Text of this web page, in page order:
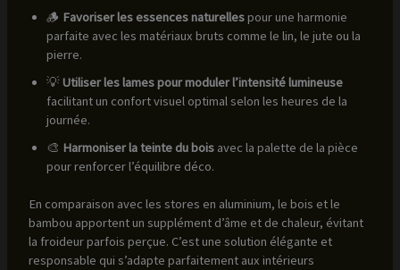
🪵 Favoriser les essences naturellespour une harmonie
parfaite avec les matériaux bruts comme le lin, le jute ou la
pierre.
💡Utiliser les lames pour moduler l’intensité lumineuse
facilitant un confort visuel optimal selon les heures de la
journée.
🎨 Harmoniser la teinte du boisavec la palette de la pièce
pour renforcer l’équilibre déco.
En comparaison avec les stores en aluminium, le bois et le
bambou apportent un supplément d’âme et de chaleur, évitant
la froideur parfois perçue. C’est une solution élégante et
responsable qui s’adapte parfaitement aux intérieurs